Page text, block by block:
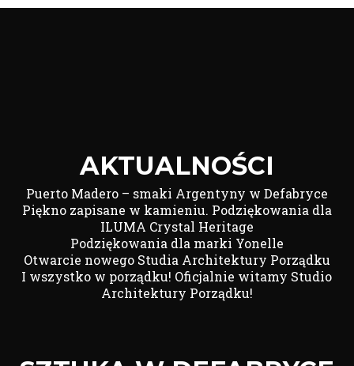
AKTUALNOŚCI
Puerto Madero – smaki Argentyny w Defabryce
Piękno zapisane w kamieniu. Podziękowania dla
ILUMA Crystal Heritage
Podziękowania dla marki Yonelle
Otwarcie nowego Studia Architektury Porządku
I wszystko w porządku! Oficjalnie witamy Studio
Architektury Porządku!